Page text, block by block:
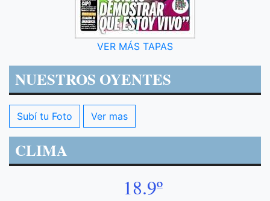
VER MÁS TAPAS
NUESTROS OYENTES
Subí tu Foto Ver mas
CLIMA
18.9º